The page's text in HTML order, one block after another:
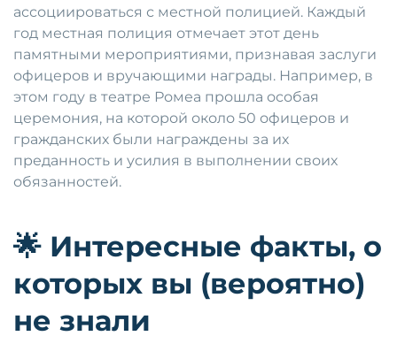
ассоциироваться с местной полицией. Каждый
год местная полиция отмечает этот день
памятными мероприятиями, признавая заслуги
офицеров и вручающими награды. Например, в
этом году в театре Ромеа прошла особая
церемония, на которой около 50 офицеров и
гражданских были награждены за их
преданность и усилия в выполнении своих
обязанностей.
🌟 Интересные факты, о
которых вы (вероятно)
не знали